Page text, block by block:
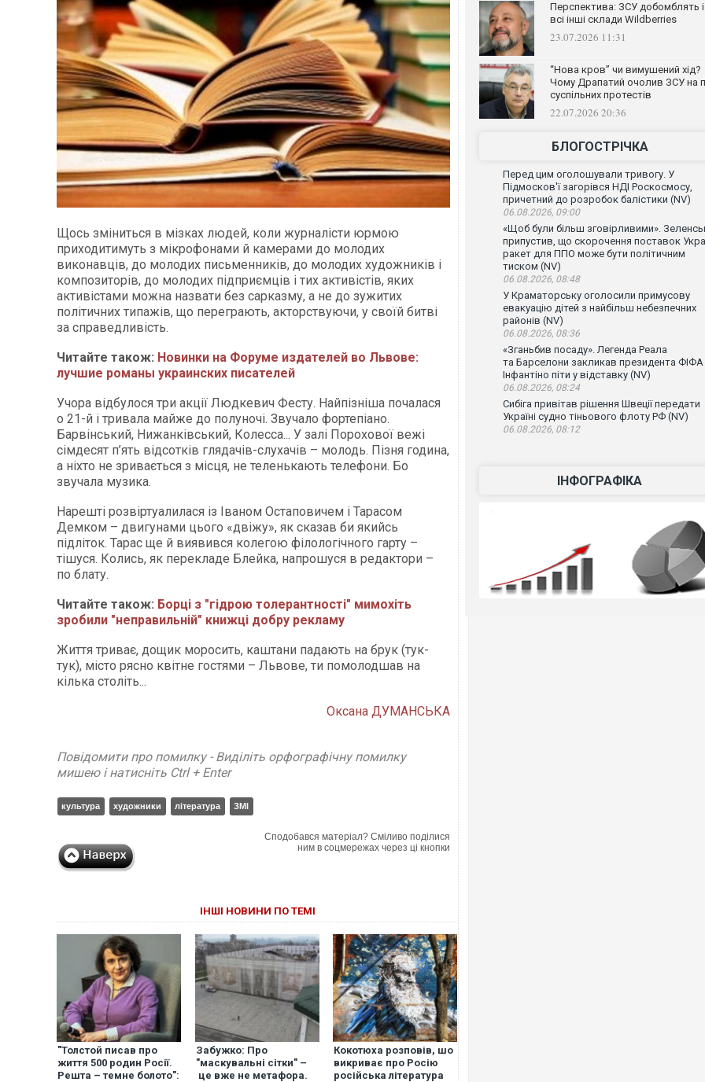
Щось зміниться в мізках людей, коли журналісти юрмою
приходитимуть з мікрофонами й камерами до молодих
виконавців, до молодих письменників, до молодих художників і
композиторів, до молодих підприємців і тих активістів, яких
активістами можна назвати без сарказму, а не до зужитих
політичних типажів, що переграють, акторствуючи, у своїй битві
за справедливість.
Читайте також: Новинки на Форуме издателей во Львове:
лучшие романы украинских писателей
Учора відбулося три акції Людкевич Фесту. Найпізніша почалася
о 21-й і тривала майже до полуночі. Звучало фортепіано.
Барвінський, Нижанківський, Колесса... У залі Порохової вежі
сімдесят п’ять відсотків глядачів-слухачів – молодь. Пізня година,
а ніхто не зривається з місця, не теленькають телефони. Бо
звучала музика.
Нарешті розвіртуалилася із Іваном Остаповичем і Тарасом
Демком – двигунами цього «двіжу», як сказав би якийсь
підліток. Тарас ще й виявився колегою філологічного гарту –
тішуся. Колись, як перекладе Блейка, напрошуся в редактори –
по блату.
Читайте також: Борці з "гідрою толерантності" мимохіть
зробили "неправильній" книжці добру рекламу
Життя триває, дощик моросить, каштани падають на брук (тук-
тук), місто рясно квітне гостями – Львове, ти помолодшав на
кілька століть...
Оксана ДУМАНСЬКА
Повідомити про помилку - Виділіть орфографічну помилку
мишею і натисніть Ctrl + Enter
культура художники література ЗМІ
Сподобався матеріал? Сміливо поділися
ним в соцмережах через ці кнопки
ІНШІ НОВИНИ ПО ТЕМІ
"Толстой писав про
життя 500 родин Росії.
Решта – темне болото":
Забужко: Про
"маскувальні сітки" –
це вже не метафора.
Кокотюха розповів, шо
викриває про Росію
російська література
Перспектива: ЗСУ добомблять і
всі інші склади Wildberries
23.07.2026 11:31
“Нова кров” чи вимушений хід?
Чому Драпатий очолив ЗСУ на
суспільних протестів
22.07.2026 20:36
БЛОГОСТРІЧКА
Перед цим оголошували тривогу. У
Підмосков'ї загорівся НДІ Роскосмосу,
причетний до розробок балістики (NV)
06.08.2026, 09:00
«Щоб були більш зговірливими».
припустив, що скорочення поставок
ракет для ППО може бути політичним
тиском (NV)
06.08.2026, 08:48
У Краматорську оголосили примусову
евакуацію дітей з найбільш небезпечних
районів (NV)
06.08.2026, 08:36
«Зганьбив посаду». Легенда Реала
та Барселони закликав президента ФІФА
Інфантіно піти у відставку (NV)
06.08.2026, 08:24
Сибіга привітав рішення Швеції передати
Україні судно тіньового флоту РФ (NV)
06.08.2026, 08:12
ІНФОГРАФІКА